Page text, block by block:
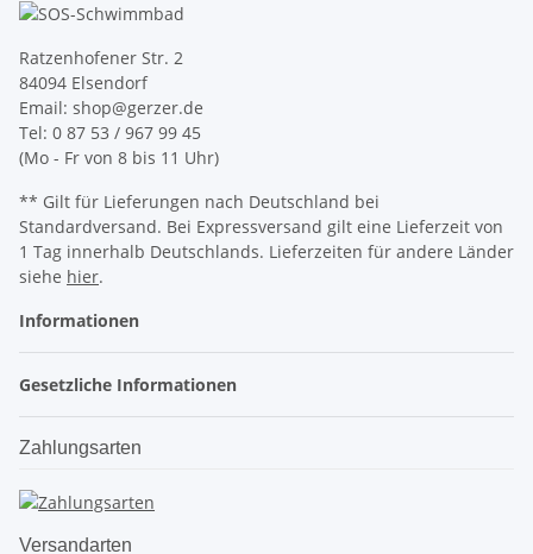
Ratzenhofener Str. 2
84094 Elsendorf
Email: shop@gerzer.de
Tel: 0 87 53 / 967 99 45
(Mo - Fr von 8 bis 11 Uhr)
** Gilt für Lieferungen nach Deutschland bei
Standardversand. Bei Expressversand gilt eine Lieferzeit von
1 Tag innerhalb Deutschlands. Lieferzeiten für andere Länder
siehe hier.
Informationen
Gesetzliche Informationen
Zahlungsarten
Versandarten